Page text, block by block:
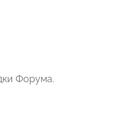
Форума.